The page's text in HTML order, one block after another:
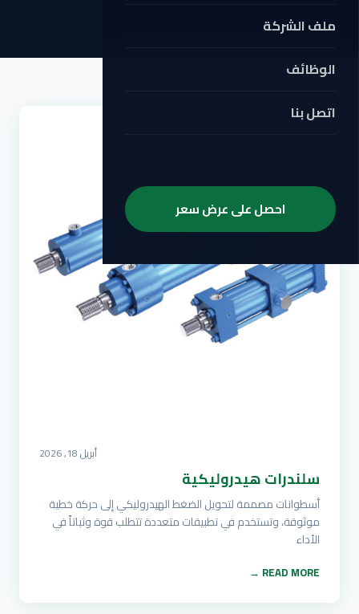
ملف الشركة
الوظائف
اتصل بنا
احصل على عرض سعر
أبريل 18, 2026
سلندرات هيدروليكية
أسطوانات مصممة لتحويل الضغط الهيدروليكي إلى حركة خطية
موثوقة، وتستخدم في تطبيقات متعددة تتطلب قوة وثباتاً في
الأداء
READ MORE →